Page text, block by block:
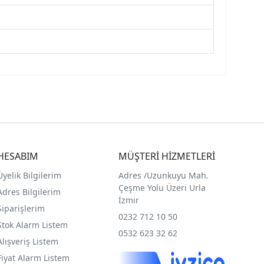
Bilgilerim
Bilgilerim
Alarm Listem
Listem
Alarm Listem
MÜŞTERİ HİZMETLERİ
Adres /Uzunkuyu Mah.
Çeşme Yolu Üzeri Urla
İzmir
0232 712 10 50
0532 623 32 62